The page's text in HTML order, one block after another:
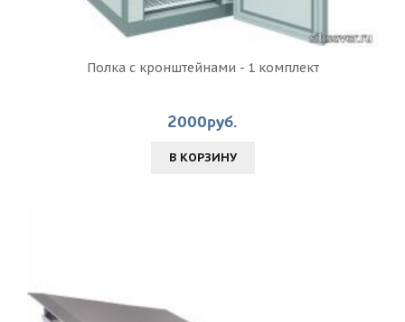
Полка с кронштейнами - 1 комплект
2000руб.
В КОРЗИНУ